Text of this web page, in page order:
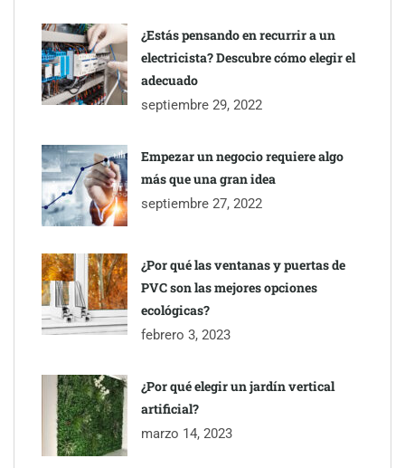
¿Estás pensando en recurrir a un
electricista? Descubre cómo elegir el
adecuado
septiembre 29, 2022
Empezar un negocio requiere algo
más que una gran idea
septiembre 27, 2022
¿Por qué las ventanas y puertas de
PVC son las mejores opciones
ecológicas?
febrero 3, 2023
¿Por qué elegir un jardín vertical
artificial?
marzo 14, 2023